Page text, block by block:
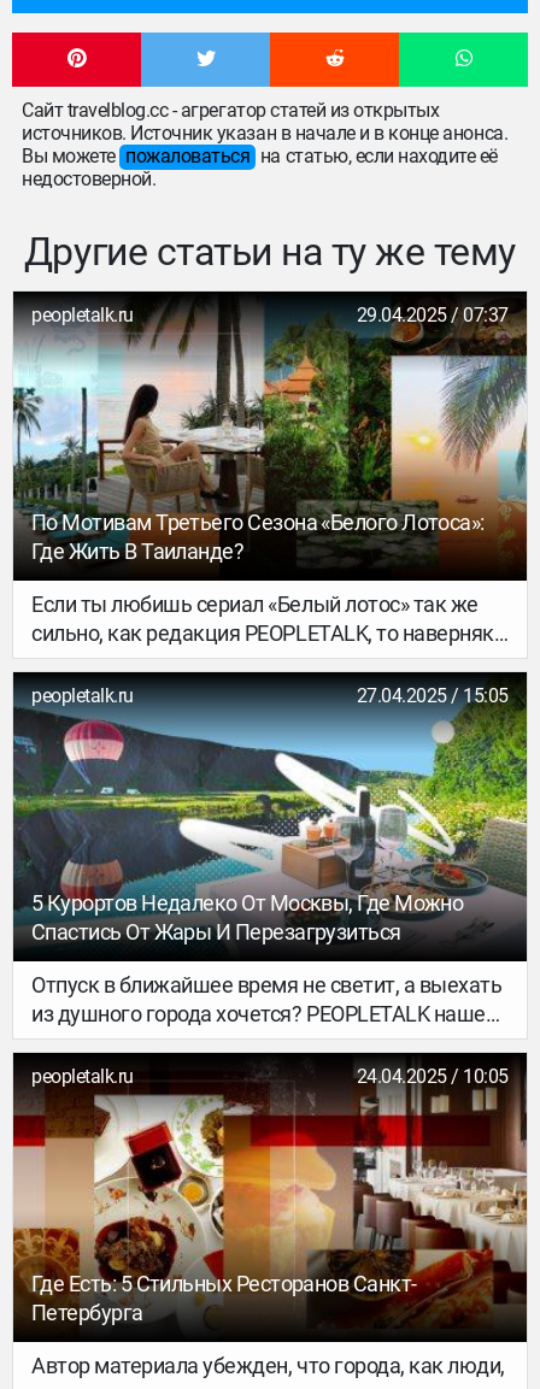
Сайт travelblog.cc - агрегатор статей из открытых
источников. Источник указан в начале и в конце анонса.
Вы можете пожаловаться на статью, если находите её
недостоверной.
Другие статьи на ту же тему
peopletalk.ru 29.04.2025 / 07:37
По Мотивам Третьего Сезона «Белого Лотоса»:
Где Жить В Таиланде?
Если ты любишь сериал «Белый лотос» так же
сильно, как редакция PEOPLETALK, то наверняка
знаешь, что новый сезон снимался в Таиланде,
на острове Самуи. Действие сюжета по
традиции разворачивается в декорациях
роскошного курорта. А таких в этой азиатской
стране немало. Но наше внимание привлек
другой тайский остров – Пхукет, ведь добраться
до него гораздо проще (прямые рейсы летают
из Москвы, Екатеринбурга, Иркутска и
Благовещенска), а красота местных пейзажей
ничуть не уступает живописной природе Самуи.
peopletalk.ru 27.04.2025 / 15:05
5 Курортов Недалеко От Москвы, Где Можно
Спастись От Жары И Перезагрузиться
Отпуск в ближайшее время не светит, а выехать
из душного города хочется? PEOPLETALK нашел
5 отличных вариантов неподалеку от столицы,
где можно расслабленно провести выходные –
или вообще устроить мини-каникулы.
peopletalk.ru 24.04.2025 / 10:05
Где Есть: 5 Стильных Ресторанов Санкт-
Петербурга
Автор материала убежден, что города, как люди,